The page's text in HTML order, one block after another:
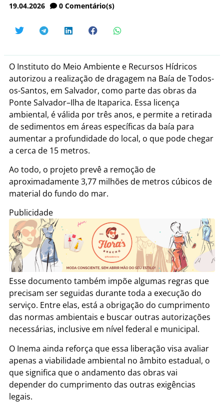
19.04.2026 0 Comentário(s)
O Instituto do Meio Ambiente e Recursos Hídricos
autorizou a realização de dragagem na Baía de Todos-
os-Santos, em Salvador, como parte das obras da
Ponte Salvador–Ilha de Itaparica. Essa licença
ambiental, é válida por três anos, e permite a retirada
de sedimentos em áreas específicas da baía para
aumentar a profundidade do local, o que pode chegar
a cerca de 15 metros.
Ao todo, o projeto prevê a remoção de
aproximadamente 3,77 milhões de metros cúbicos de
material do fundo do mar.
Publicidade
Esse documento também impõe algumas regras que
precisam ser seguidas durante toda a execução do
serviço. Entre elas, está a obrigação do cumprimento
das normas ambientais e buscar outras autorizações
necessárias, inclusive em nível federal e municipal.
O Inema ainda reforça que essa liberação visa avaliar
apenas a viabilidade ambiental no âmbito estadual, o
que significa que o andamento das obras vai
depender do cumprimento das outras exigências
legais.